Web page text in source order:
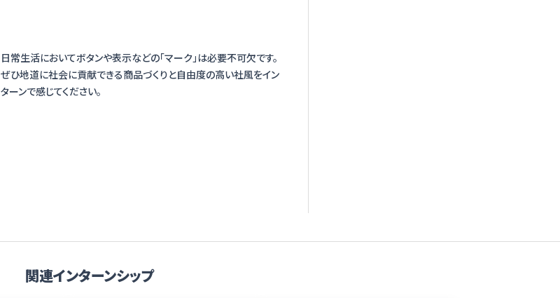
日常生活においてボタンや表示などの「マーク」は必要不可欠です。
ぜひ地道に社会に貢献できる商品づくりと自由度の高い社風をイン
関連インターンシップ